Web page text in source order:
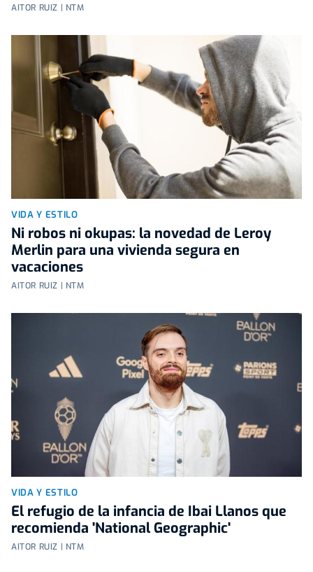
AITOR RUIZ | NTM
VIDA Y ESTILO
Ni robos ni okupas: la novedad de Leroy
Merlin para una vivienda segura en
vacaciones
AITOR RUIZ | NTM
VIDA Y ESTILO
El refugio de la infancia de Ibai Llanos que
recomienda 'National Geographic'
AITOR RUIZ | NTM